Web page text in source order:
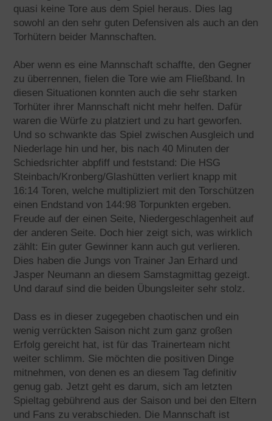
quasi keine Tore aus dem Spiel heraus. Dies lag
sowohl an den sehr guten Defensiven als auch an den
Torhütern beider Mannschaften.
Aber wenn es eine Mannschaft schaffte, den Gegner
zu überrennen, fielen die Tore wie am Fließband. In
diesen Situationen konnten auch die sehr starken
Torhüter ihrer Mannschaft nicht mehr helfen. Dafür
waren die Würfe zu platziert und zu hart geworfen.
Und so schwankte das Spiel zwischen Ausgleich und
Niederlage hin und her, bis nach 40 Minuten der
Schiedsrichter abpfiff und feststand: Die HSG
Steinbach/Kronberg/Glashütten verliert knapp mit
16:14 Toren, welche multipliziert mit den Torschützen
einen Endstand von 144:98 Torpunkten ergeben.
Freude auf der einen Seite, Niedergeschlagenheit auf
der anderen Seite. Doch hier zeigt sich, was wirklich
zählt: Ein guter Gewinner kann auch gut verlieren.
Dies haben die Jungs von Trainer Jan Erhard und
Jasper Neumann an diesem Samstagmittag gezeigt.
Und darauf sind die beiden Übungsleiter sehr stolz.
Dass es in dieser zugegeben chaotischen und ein
wenig verrückten Saison nicht zum ganz großen
Erfolg gereicht hat, ist für das Trainerteam nicht
weiter schlimm. Sie möchten die positiven Dinge
mitnehmen, von denen es an diesem Tag definitiv
genug gab. Jetzt geht es darum, sich am letzten
Spieltag gebührend aus der Saison und bei den Eltern
und Fans zu verabschieden. Die Mannschaft ist